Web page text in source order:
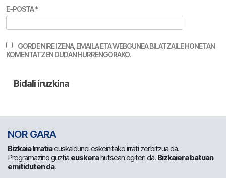
E-POSTA*
GORDE NIRE IZENA, EMAILA ETA WEBGUNEA BILATZAILE HONETAN
KOMENTATZEN DUDAN HURRENGORAKO.
NOR GARA
Bizkaia Irratiaeuskaldunei eskeinitako irrati zerbitzua da.
Programazino guztia euskerahutsean egiten da. Bizkaiera batuan
emitiduten da.